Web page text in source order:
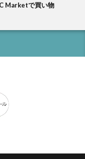
Marketで買い物